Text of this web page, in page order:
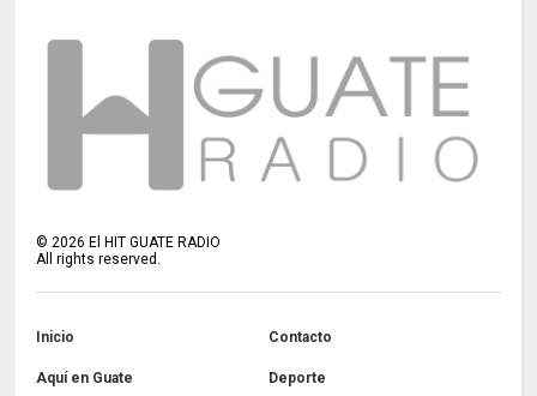
©2026 El HIT GUATE RADIO
All rights reserved.
Inicio Contacto
Aquí en Guate Deporte